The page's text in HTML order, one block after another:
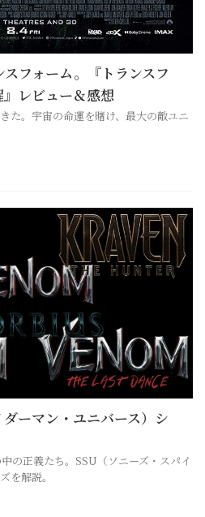
スフォーム。『トランスフ
レビュー＆感想
た。宇宙の命運を賭け、最大の敵ユニ
ーマン・ユニバース）シ
の正義たち。SSU（ソニーズ・スパイ
を解説。